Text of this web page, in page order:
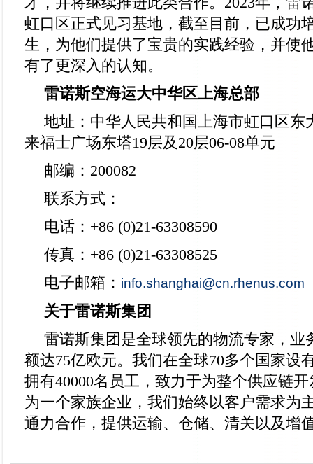
虹口区正式见习基地，截至目前，已成功
生，为他们提供了宝贵的实践经验，并使
有了更深入的认知。
雷诺斯空海运大中华区上海总部
地址：中华人民共和国上海市虹口区东
来福士广场东塔19层及20层06-08单元
邮编：200082
联系方式：
电话：+86 (0)21-63308590
传真：+86 (0)21-63308525
电子邮箱： info.shanghai@cn.rhenus.com
关于雷诺斯集团
雷诺斯集团是全球领先的物流专家，业
额达75亿欧元。我们在全球70多个国家设
拥有40000名员工，致力于为整个供应链
为一个家族企业，我们始终以客户需求为
通力合作，提供运输、仓储、清关以及增